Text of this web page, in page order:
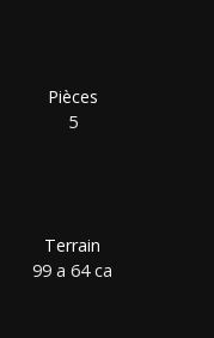
Pièces
5
Terrain
99 a 64 ca